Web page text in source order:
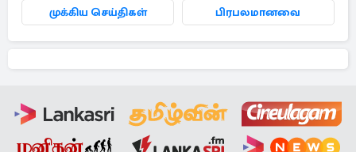
முக்கிய செய்திகள் பிரபலமானவை